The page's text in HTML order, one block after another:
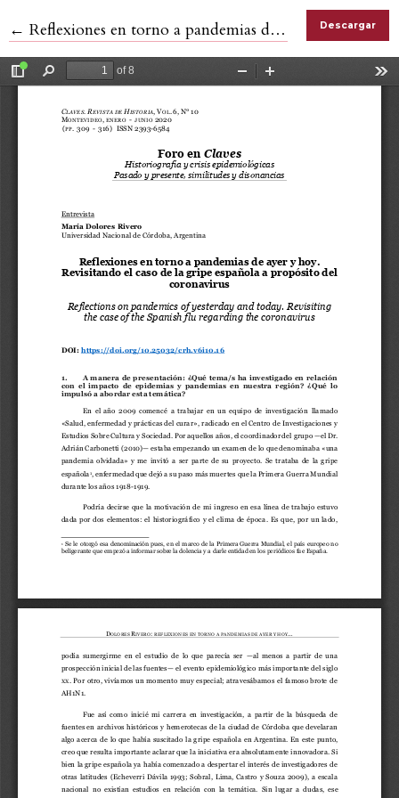
← Volver a los detalles del artículo
Reflexiones en torno a pandemias de ayer y hoy. Revisitando el caso de la gripe española a propósito del coronavirus Descargar